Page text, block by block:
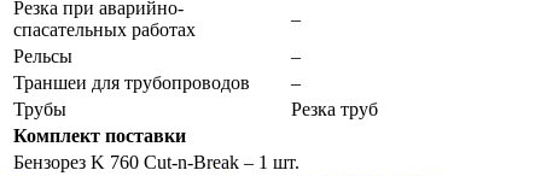
Резка при аварийно-
спасательных работах
–
Рельсы
–
Траншеи для трубопроводов
–
Трубы
Резка труб
Комплект поставки
Бензорез K 760 Cut-n-Break – 1 шт.